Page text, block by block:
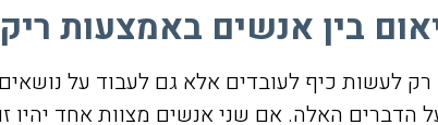
בין אנשים באמצעות
לעשות כיף לעובדים אלא גם לעבוד על
הדברים האלה. אם שני אנשים מצוות אחד יהיו